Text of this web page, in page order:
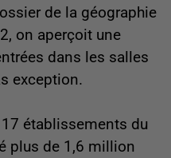
de la géographie
on aperçoit une
dans les salles
exception.
établissements du
plus de 1,6 million